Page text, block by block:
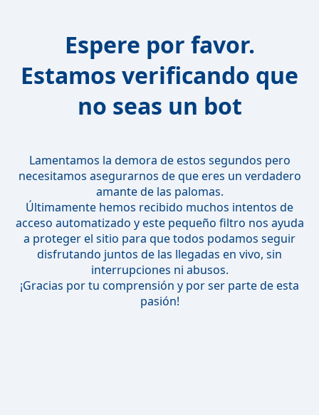
Espere por favor.
Estamos verificando que
no seas un bot
Lamentamos la demora de estos segundos pero
necesitamos asegurarnos de que eres un verdadero
amante de las palomas.
Últimamente hemos recibido muchos intentos de
acceso automatizado y este pequeño filtro nos ayuda
a proteger el sitio para que todos podamos seguir
disfrutando juntos de las llegadas en vivo, sin
interrupciones ni abusos.
¡Gracias por tu comprensión y por ser parte de esta
pasión!